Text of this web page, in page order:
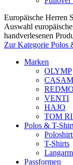
Europäische Herren
Auswahl
handverlesenen
Zur Kategorie Polos
Marken
OLYMP
VENTI
HAJO
TOM
Polos & T-
T-Shirts
Passformen